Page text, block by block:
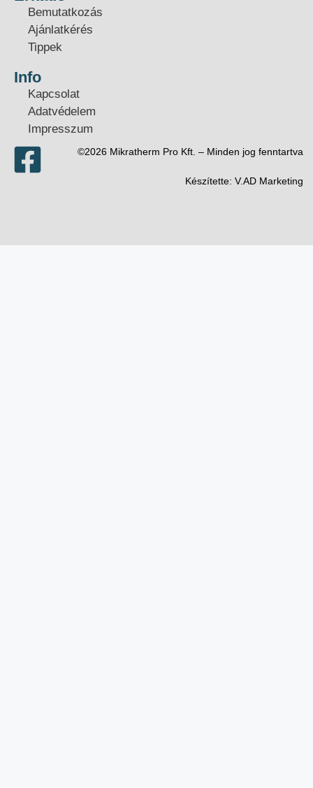
Bemutatkozás
Ajánlatkérés
Tippek
Info
Kapcsolat
Adatvédelem
Impresszum
©2026 Mikratherm Pro Kft. – Minden jog fenntartva​
Készítette: V.AD Marketing